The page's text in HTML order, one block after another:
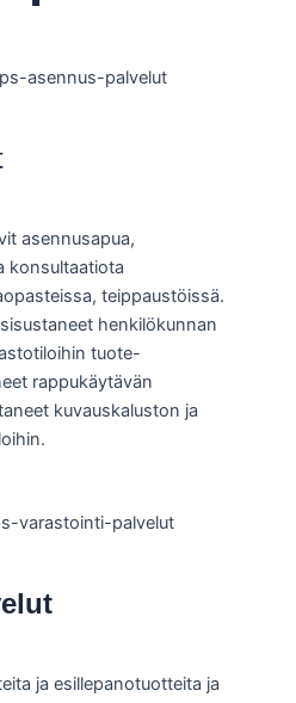
asennusapua,
konsultaatiota
teippaustöissä.
henkilökunnan
tuote-
rappukäytävän
kuvauskaluston ja
ja esillepanotuotteita ja